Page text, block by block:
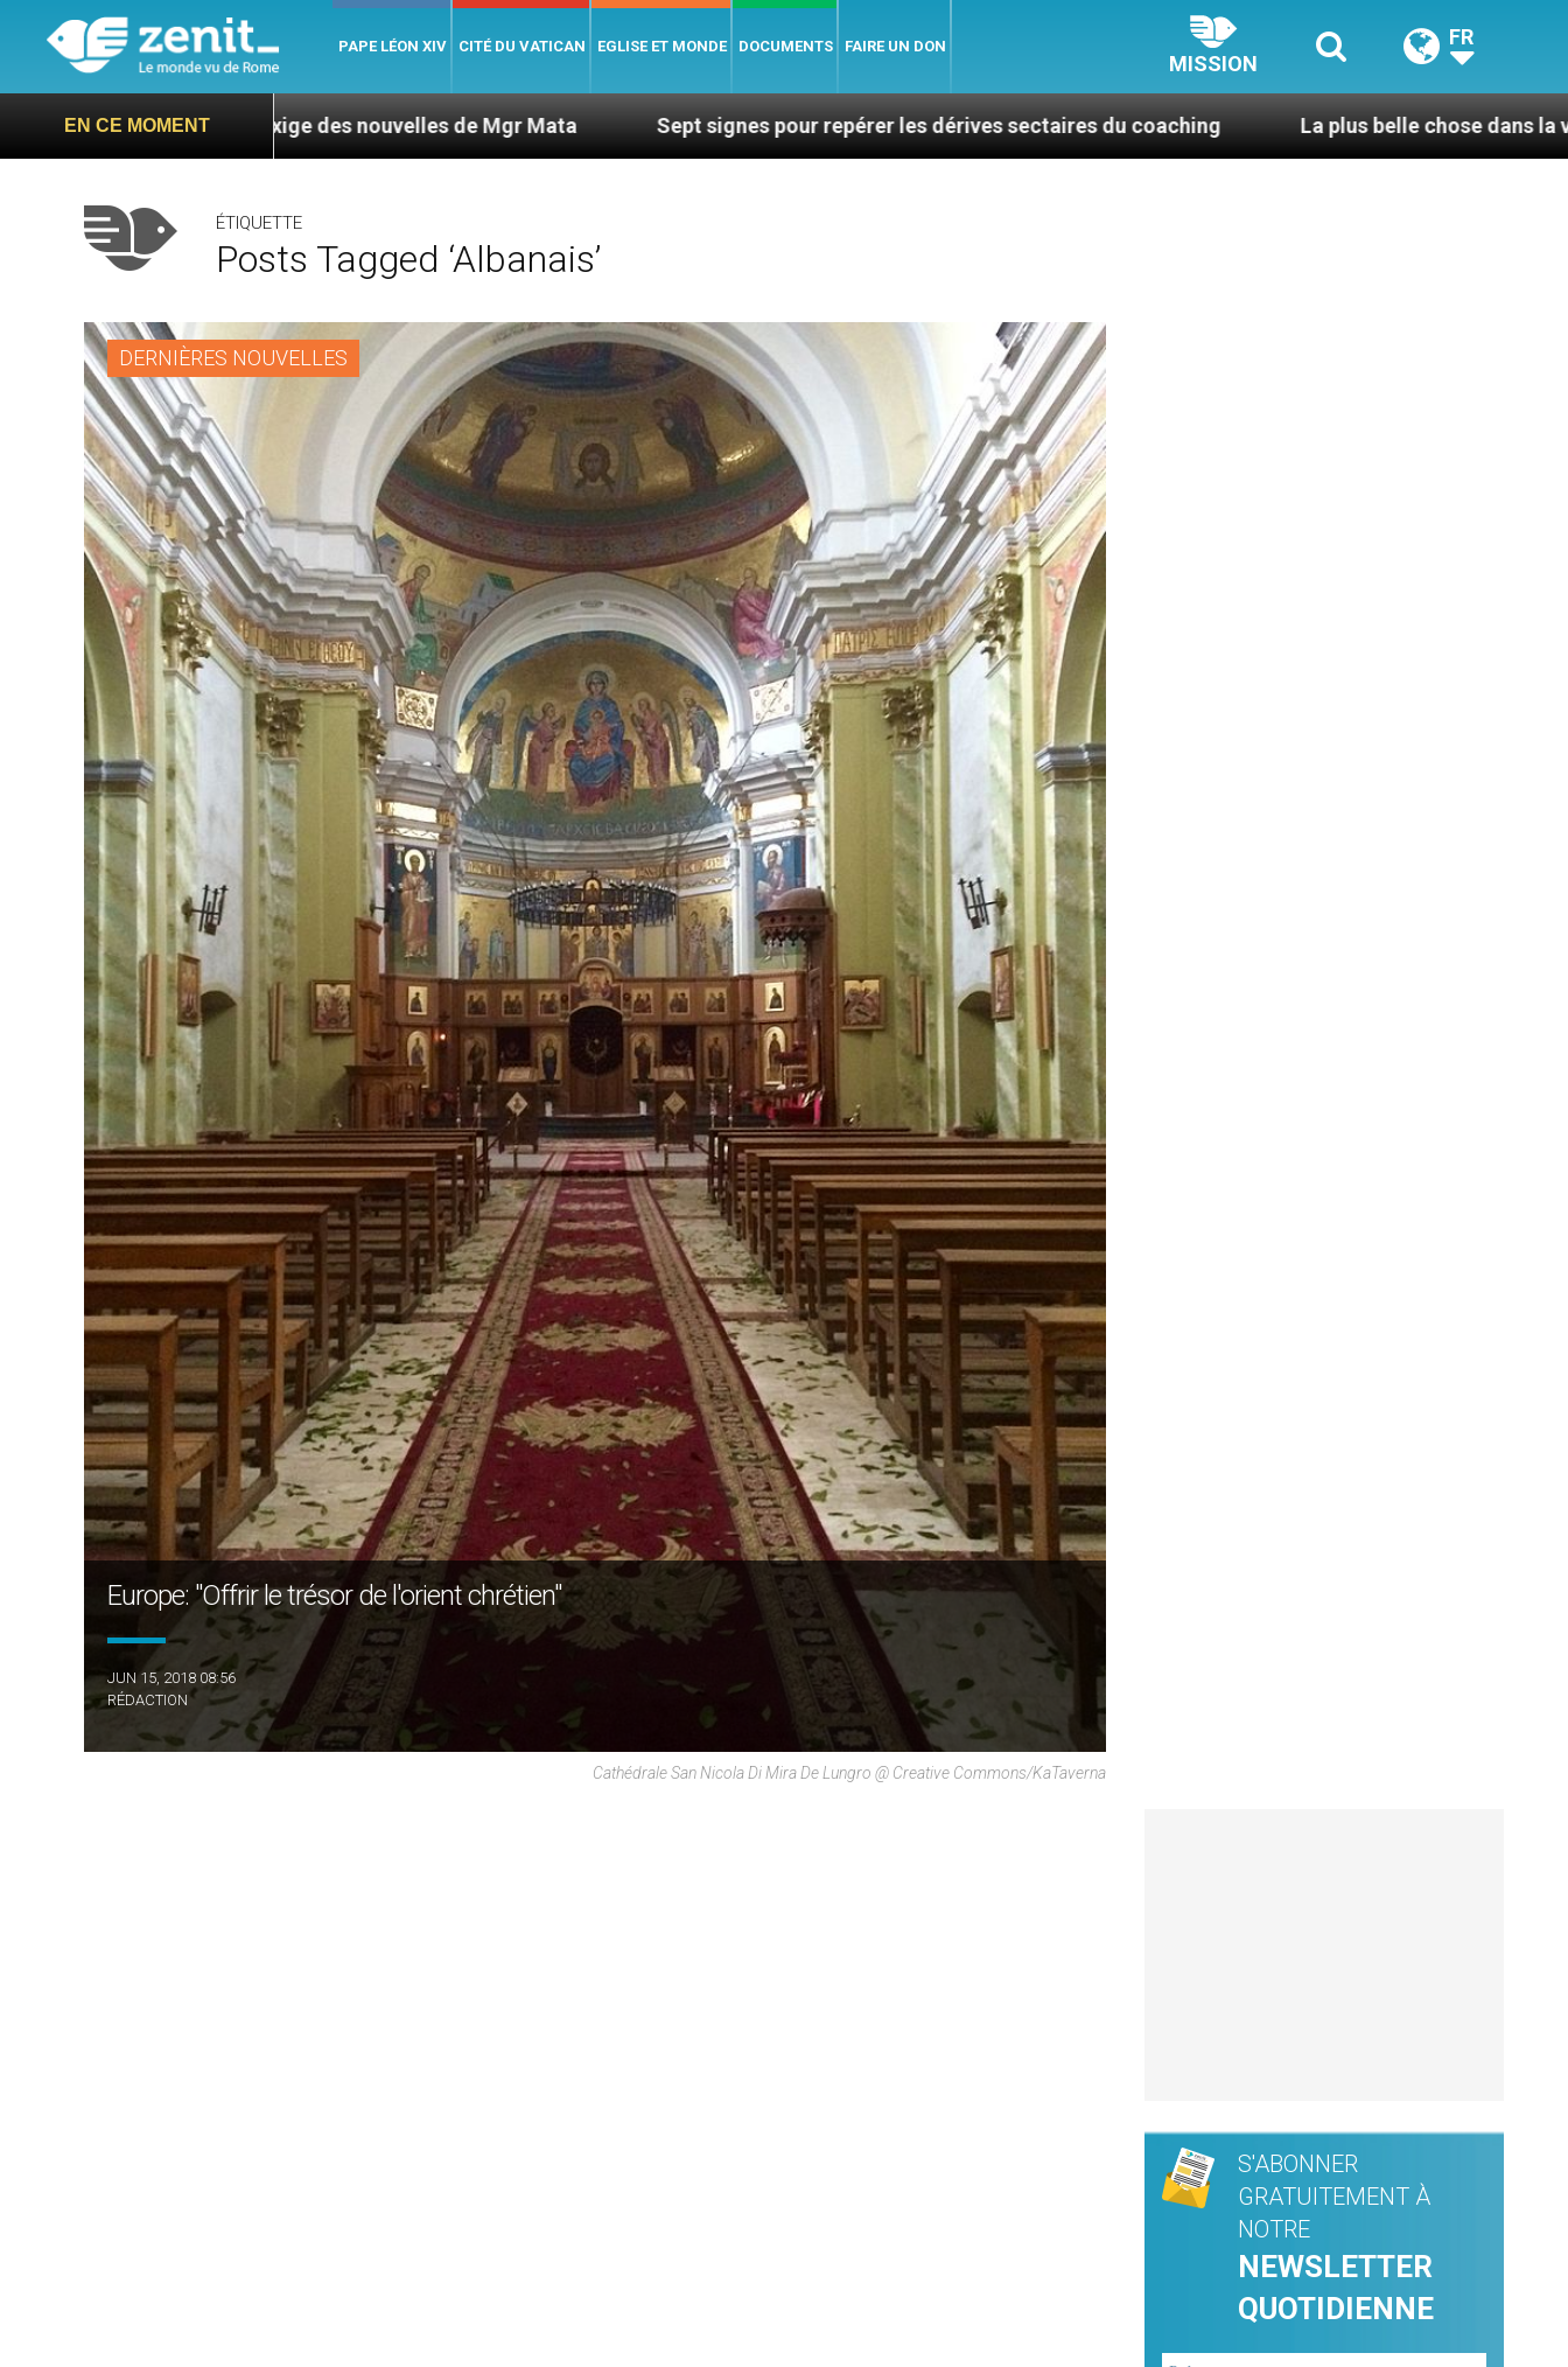
PAPE LÉON XIV CITÉ DU VATICAN EGLISE ET MONDE DOCUMENTS FAIRE UN DON
MISSION
FR
EN CE MOMENT
L’ONU exige des nouvelles de Mgr Mata Sept signes pour repérer les dérives sectaires du coaching La plus belle chose dans la vie, c’est d’être
ÉTIQUETTE
Posts Tagged ‘Albanais’
DERNIÈRES NOUVELLES
Europe: "Offrir le trésor de l'orient chrétien"
JUN 15, 2018 08:56
RÉDACTION
Cathédrale San Nicola Di Mira De Lungro @ Creative Commons/KaTaverna
S'ABONNER
GRATUITEMENT À
NOTRE
NEWSLETTER
QUOTIDIENNE